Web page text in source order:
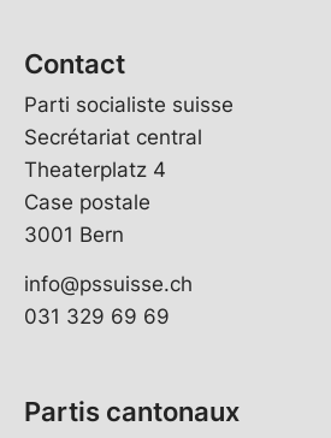
Contact
Parti socialiste suisse
Secrétariat central
Theaterplatz 4
Case postale
3001 Bern
info@pssuisse.ch
031 329 69 69
Partis cantonaux